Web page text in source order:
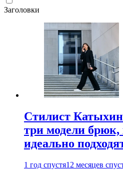
Заголовки
Стилист
три модели брюк,
идеально
1 год спустя12 месяцев